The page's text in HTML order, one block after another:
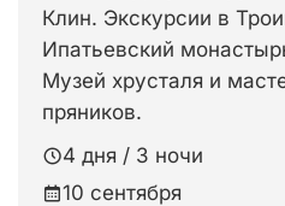
Клин. Экскурсии в
Ипатьевский
Музей хрусталя и
пряников.
4 дня / 3 ночи
10 сентября